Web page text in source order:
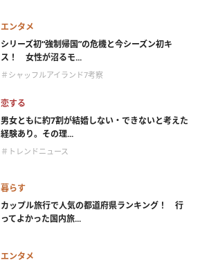
エンタメ
シリーズ初“強制帰国”の危機と今シーズン初キ
ス！ 女性が沼るモ...
＃シャッフルアイランド7考察
恋する
男女ともに約7割が結婚しない・できないと考えた
経験あり。その理...
＃トレンドニュース
暮らす
カップル旅行で人気の都道府県ランキング！ 行
ってよかった国内旅...
エンタメ